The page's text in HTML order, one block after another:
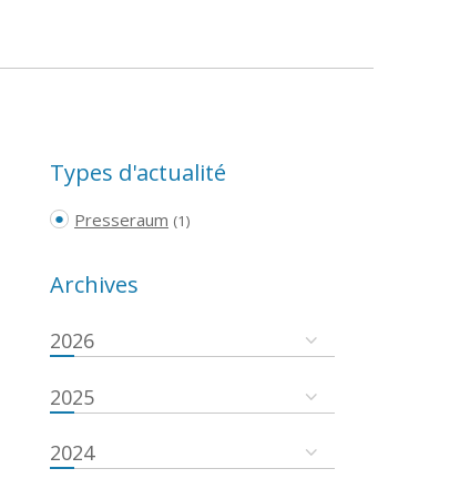
Types d'actualité
Presseraum (1)
Archives
2026
2025
2024